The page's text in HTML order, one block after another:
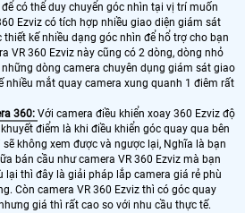
có thể duy chuyển góc nhìn tại vị trí muốn
Ezviz có tích hợp nhiều giao diện giám sát
kế nhiều dạng góc nhìn để hổ trợ cho bạn
VR 360 Ezviz này cũng có 2 dòng, dòng nhỏ
dòng camera chuyên dụng giám sát giao
nhiều mắt quay camera xung quanh 1 điêm rất
360: Với camera điều khiển xoay 360 Ezviz độ
điểm là khi điều khiển góc quay qua bên
không xem được và ngược lại, Nghĩa là bạn
bán cầu như camera VR 360 Ezviz mà bạn
lại thì đây là giải pháp lắp camera giá rẻ phù
Còn camera VR 360 Ezviz thì có góc quay
giá thì rất cao so với nhu cầu thực tế.